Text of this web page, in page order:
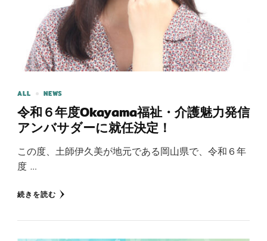
ALL NEWS
令和６年度Okayama福祉・介護魅力発信
アンバサダーに就任決定！
この度、土師伊久美が地元である岡山県で、令和６年
度 …
続きを読む